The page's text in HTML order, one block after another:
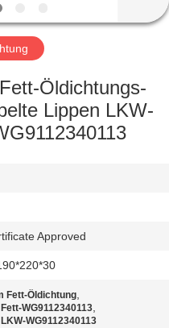
Öldichtungs-
Lippen LKW-
Approved
Fett-Öldichtung,
WG9112340113,
WG9112340113